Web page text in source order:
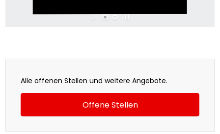
Alle offenen Stellen und weitere Angebote.
Offene Stellen